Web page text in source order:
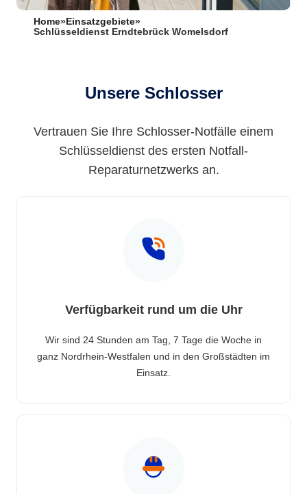
Home» Einsatzgebiete»
Schlüsseldienst Erndtebrück Womelsdorf
Unsere Schlosser
Vertrauen Sie Ihre Schlosser-Notfälle einem
Schlüsseldienst des ersten Notfall-
Reparaturnetzwerks an.
Verfügbarkeit rund um die Uhr
Wir sind 24 Stunden am Tag, 7 Tage die Woche in
ganz Nordrhein-Westfalen und in den Großstädten im
Einsatz.